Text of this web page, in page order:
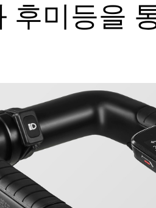
후미등을